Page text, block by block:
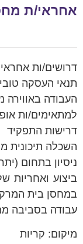
אחראי/ת
דרושים/ות
תנאי העסקה
העבודה באווירה
למתאימים/ות
דרישות התפקיד
השכלה תיכונית
ניסיון בתחום
ביצוע ואחריות
במחסן בית
עבודה בסביבה
מיקום: קריות